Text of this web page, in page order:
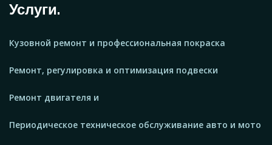
Услуги.
Кузовной ремонт и профессиональная покраска
Ремонт, регулировка и оптимизация подвески
Ремонт двигателя и
Периодическое техническое обслуживание авто и мото